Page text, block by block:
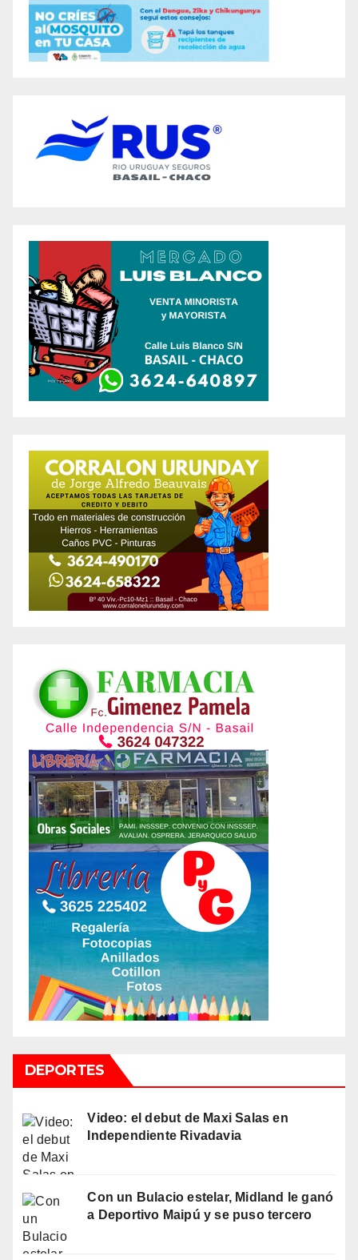
DEPORTES
Video: el debut de Maxi Salas en
Independiente Rivadavia
Con un Bulacio estelar, Midland le ganó
a Deportivo Maipú y se puso tercero